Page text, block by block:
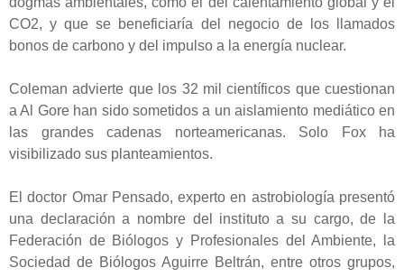
CO2, y que se beneficiaría del negocio de los llamados
bonos de carbono y del impulso a la energía nuclear.
Coleman advierte que los 32 mil científicos que cuestionan
a Al Gore han sido sometidos a un aislamiento mediático en
las grandes cadenas norteamericanas. Solo Fox ha
visibilizado sus planteamientos.
El doctor Omar Pensado, experto en astrobiología presentó
una declaración a nombre del instituto a su cargo, de la
Federación de Biólogos y Profesionales del Ambiente, la
Sociedad de Biólogos Aguirre Beltrán, entre otros grupos,